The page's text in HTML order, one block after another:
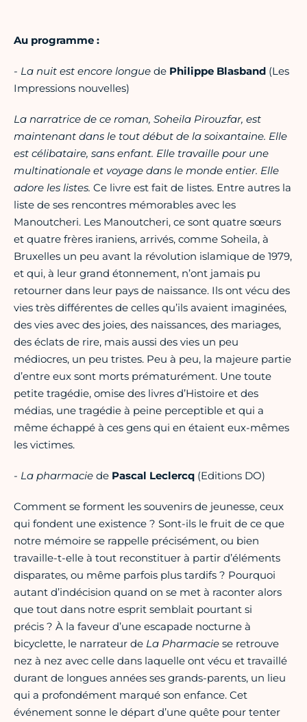
Au programme :
- La nuit est encore longue de Philippe Blasband (Les
Impressions nouvelles)
La narratrice de ce roman, Soheila Pirouzfar, est
maintenant dans le tout début de la soixantaine. Elle
est célibataire, sans enfant. Elle travaille pour une
multinationale et voyage dans le monde entier. Elle
adore les listes. Ce livre est fait de listes. Entre autres la
liste de ses rencontres mémorables avec les
Manoutcheri. Les Manoutcheri, ce sont quatre sœurs
et quatre frères iraniens, arrivés, comme Soheila, à
Bruxelles un peu avant la révolution islamique de 1979,
et qui, à leur grand étonnement, n’ont jamais pu
retourner dans leur pays de naissance. Ils ont vécu des
vies très différentes de celles qu’ils avaient imaginées,
des vies avec des joies, des naissances, des mariages,
des éclats de rire, mais aussi des vies un peu
médiocres, un peu tristes. Peu à peu, la majeure partie
d’entre eux sont morts prématurément. Une toute
petite tragédie, omise des livres d’Histoire et des
médias, une tragédie à peine perceptible et qui a
même échappé à ces gens qui en étaient eux-mêmes
les victimes.
- La pharmacie de Pascal Leclercq (Editions DO)
Comment se forment les souvenirs de jeunesse, ceux
qui fondent une existence ? Sont-ils le fruit de ce que
notre mémoire se rappelle précisément, ou bien
travaille-t-elle à tout reconstituer à partir d’éléments
disparates, ou même parfois plus tardifs ? Pourquoi
autant d’indécision quand on se met à raconter alors
que tout dans notre esprit semblait pourtant si
précis ? À la faveur d’une escapade nocturne à
bicyclette, le narrateur de La Pharmacie se retrouve
nez à nez avec celle dans laquelle ont vécu et travaillé
durant de longues années ses grands-parents, un lieu
qui a profondément marqué son enfance. Cet
événement sonne le départ d’une quête pour tenter